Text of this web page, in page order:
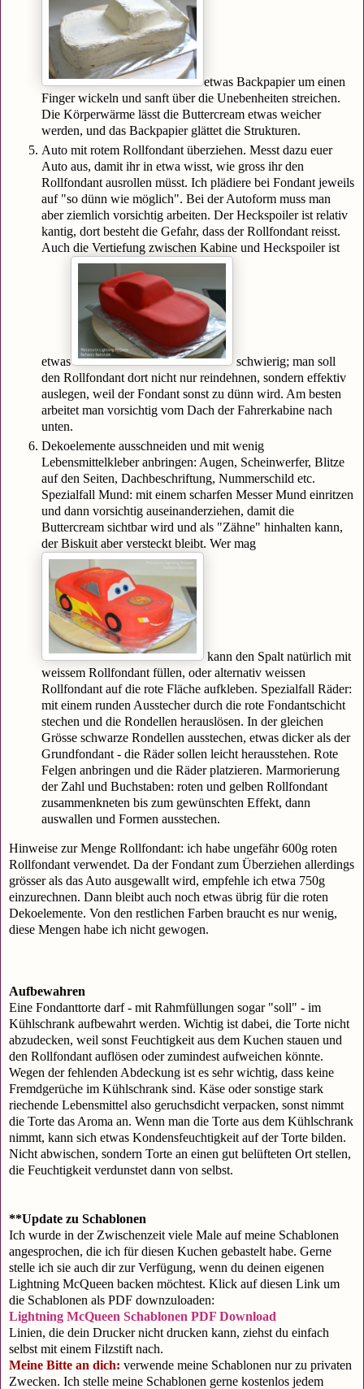
etwas Backpapier um einen
Finger wickeln und sanft über die Unebenheiten streichen.
Die Körperwärme lässt die Buttercream etwas weicher
werden, und das Backpapier glättet die Strukturen.
Auto mit rotem Rollfondant überziehen. Messt dazu euer
Auto aus, damit ihr in etwa wisst, wie gross ihr den
Rollfondant ausrollen müsst. Ich plädiere bei Fondant jeweils
auf "so dünn wie möglich". Bei der Autoform muss man
aber ziemlich vorsichtig arbeiten. Der Heckspoiler ist relativ
kantig, dort besteht die Gefahr, dass der Rollfondant reisst.
Auch die Vertiefung zwischen Kabine und Heckspoiler ist
etwas
schwierig; man soll
den Rollfondant dort nicht nur reindehnen, sondern effektiv
auslegen, weil der Fondant sonst zu dünn wird. Am besten
arbeitet man vorsichtig vom Dach der Fahrerkabine nach
unten.
Dekoelemente ausschneiden und mit wenig
Lebensmittelkleber anbringen: Augen, Scheinwerfer, Blitze
auf den Seiten, Dachbeschriftung, Nummerschild etc.
Spezialfall Mund: mit einem scharfen Messer Mund einritzen
und dann vorsichtig auseinanderziehen, damit die
Buttercream sichtbar wird und als "Zähne" hinhalten kann,
der Biskuit aber versteckt bleibt. Wer mag
kann den Spalt natürlich mit
weissem Rollfondant füllen, oder alternativ weissen
Rollfondant auf die rote Fläche aufkleben. Spezialfall Räder:
mit einem runden Ausstecher durch die rote Fondantschicht
stechen und die Rondellen herauslösen. In der gleichen
Grösse schwarze Rondellen ausstechen, etwas dicker als der
Grundfondant - die Räder sollen leicht herausstehen. Rote
Felgen anbringen und die Räder platzieren. Marmorierung
der Zahl und Buchstaben: roten und gelben Rollfondant
zusammenkneten bis zum gewünschten Effekt, dann
auswallen und Formen ausstechen.
Hinweise zur Menge Rollfondant: ich habe ungefähr 600g roten
Rollfondant verwendet. Da der Fondant zum Überziehen allerdings
grösser als das Auto ausgewallt wird, empfehle ich etwa 750g
einzurechnen. Dann bleibt auch noch etwas übrig für die roten
Dekoelemente. Von den restlichen Farben braucht es nur wenig,
diese Mengen habe ich nicht gewogen.
Aufbewahren
Eine Fondanttorte darf - mit Rahmfüllungen sogar "soll" - im
Kühlschrank aufbewahrt werden. Wichtig ist dabei, die Torte nicht
abzudecken, weil sonst Feuchtigkeit aus dem Kuchen stauen und
den Rollfondant auflösen oder zumindest aufweichen könnte.
Wegen der fehlenden Abdeckung ist es sehr wichtig, dass keine
Fremdgerüche im Kühlschrank sind. Käse oder sonstige stark
riechende Lebensmittel also geruchsdicht verpacken, sonst nimmt
die Torte das Aroma an. Wenn man die Torte aus dem Kühlschrank
nimmt, kann sich etwas Kondensfeuchtigkeit auf der Torte bilden.
Nicht abwischen, sondern Torte an einen gut belüfteten Ort stellen,
die Feuchtigkeit verdunstet dann von selbst.
**Update zu Schablonen
Ich wurde in der Zwischenzeit viele Male auf meine Schablonen
angesprochen, die ich für diesen Kuchen gebastelt habe. Gerne
stelle ich sie auch dir zur Verfügung, wenn du deinen eigenen
Lightning McQueen backen möchtest. Klick auf diesen Link um
die Schablonen als PDF downzuloaden:
Lightning McQueen Schablonen PDF Download
Linien, die dein Drucker nicht drucken kann, ziehst du einfach
selbst mit einem Filzstift nach.
Meine Bitte an dich: verwende meine Schablonen nur zu privaten
Zwecken. Ich stelle meine Schablonen gerne kostenlos jedem